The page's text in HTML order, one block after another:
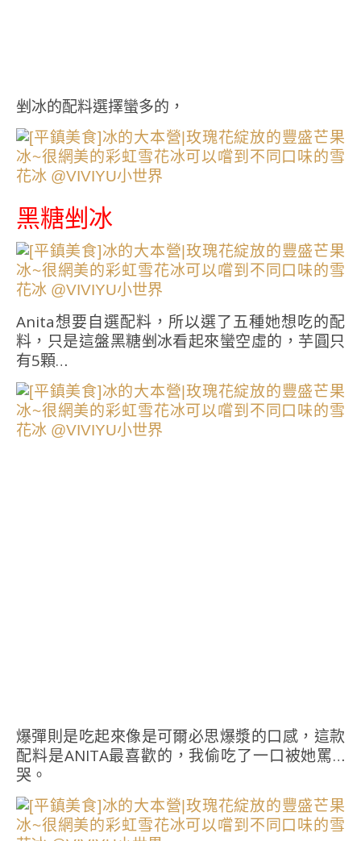
剉冰的配料選擇蠻多的，
黑糖剉冰
Anita想要自選配料，所以選了五種她想吃的配
料，只是這盤黑糖剉冰看起來蠻空虛的，芋圓只
有5顆…
爆彈則是吃起來像是可爾必思爆漿的口感，這款
配料是ANITA最喜歡的，我偷吃了一口被她罵…
哭。